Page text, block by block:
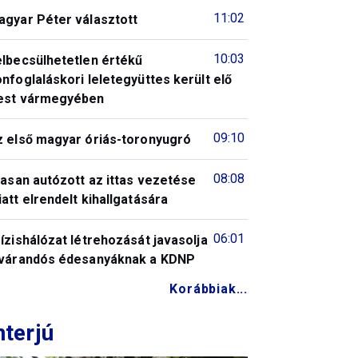
11:02
Péter választott
10:03
értékű
leletegyüttes került elő
vármegyében
09:10
első magyar óriás-toronyugró
08:08
autózott az ittas vezetése
elrendelt kihallgatására
06:01
létrehozását javasolja
édesanyáknak a KDNP
Korábbiak...